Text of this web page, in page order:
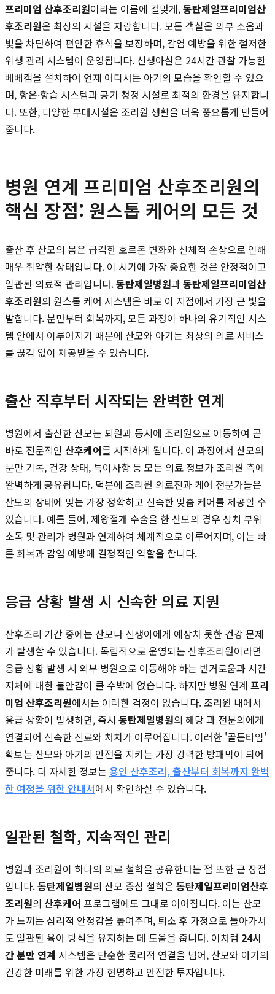
프리미엄 산후조리원이라는 이름에 걸맞게,동탄제일프리미엄산
후조리원은 최상의 시설을 자랑합니다. 모든 객실은 외부 소음과
빛을 차단하여 편안한 휴식을 보장하며, 감염 예방을 위한 철저한
위생 관리 시스템이 운영됩니다. 신생아실은 24시간 관찰 가능한
베베캠을 설치하여 언제 어디서든 아기의 모습을 확인할 수 있으
며, 항온·항습 시스템과 공기 청정 시설로 최적의 환경을 유지합니
다. 또한, 다양한 부대시설은 조리원 생활을 더욱 풍요롭게 만들어
줍니다.
병원 연계 프리미엄 산후조리원의
핵심 장점: 원스톱 케어의 모든 것
출산 후 산모의 몸은 급격한 호르몬 변화와 신체적 손상으로 인해
매우 취약한 상태입니다. 이 시기에 가장 중요한 것은 안정적이고
일관된 의료적 관리입니다.동탄제일병원과동탄제일프리미엄산
후조리원의 원스톱 케어 시스템은 바로 이 지점에서 가장 큰 빛을
발합니다. 분만부터 회복까지, 모든 과정이 하나의 유기적인 시스
템 안에서 이루어지기 때문에 산모와 아기는 최상의 의료 서비스
를 끊김 없이 제공받을 수 있습니다.
출산 직후부터 시작되는 완벽한 연계
병원에서 출산한 산모는 퇴원과 동시에 조리원으로 이동하여 곧
바로 전문적인 산후케어를 시작하게 됩니다. 이 과정에서 산모의
분만 기록, 건강 상태, 특이사항 등 모든 의료 정보가 조리원 측에
완벽하게 공유됩니다. 덕분에 조리원 의료진과 케어 전문가들은
산모의 상태에 맞는 가장 정확하고 신속한 맞춤 케어를 제공할 수
있습니다. 예를 들어, 제왕절개 수술을 한 산모의 경우 상처 부위
소독 및 관리가 병원과 연계하여 체계적으로 이루어지며, 이는 빠
른 회복과 감염 예방에 결정적인 역할을 합니다.
응급 상황 발생 시 신속한 의료 지원
산후조리 기간 중에는 산모나 신생아에게 예상치 못한 건강 문제
가 발생할 수 있습니다. 독립적으로 운영되는 산후조리원이라면
응급 상황 발생 시 외부 병원으로 이동해야 하는 번거로움과 시간
지체에 대한 불안감이 클 수밖에 없습니다. 하지만 병원 연계 프리
미엄 산후조리원에서는 이러한 걱정이 없습니다. 조리원 내에서
응급 상황이 발생하면, 즉시 동탄제일병원의 해당 과 전문의에게
연결되어 신속한 진료와 처치가 이루어집니다. 이러한 '골든타임'
확보는 산모와 아기의 안전을 지키는 가장 강력한 방패막이 되어
줍니다. 더 자세한 정보는 용인 산후조리, 출산부터 회복까지 완벽
한 여정을 위한 안내서에서 확인하실 수 있습니다.
일관된 철학, 지속적인 관리
병원과 조리원이 하나의 의료 철학을 공유한다는 점 또한 큰 장점
입니다.동탄제일병원의 산모 중심 철학은 동탄제일프리미엄산후
조리원의 산후케어 프로그램에도 그대로 이어집니다. 이는 산모
가 느끼는 심리적 안정감을 높여주며, 퇴소 후 가정으로 돌아가서
도 일관된 육아 방식을 유지하는 데 도움을 줍니다. 이처럼 24시
간 분만 연계 시스템은 단순한 물리적 연결을 넘어, 산모와 아기의
건강한 미래를 위한 가장 현명하고 안전한 투자입니다.